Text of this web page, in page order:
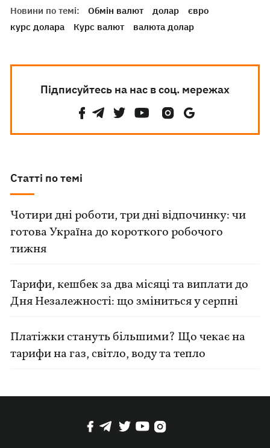
Новини по темі: Обмін валют долар
євро
курс долара
Курс валют валюта долар
Підписуйтесь на нас в соц. мережах
Статті по темі
Чотири дні роботи, три дні відпочинку: чи
готова Україна до короткого робочого
тижня
Тарифи, кешбек за два місяці та виплати до
Дня Незалежності: що зміниться у серпні
Платіжки стануть більшими? Що чекає на
тарифи на газ, світло, воду та тепло